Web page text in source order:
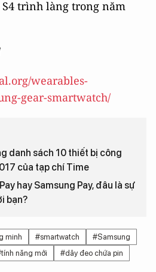
trình làng trong năm
wearables-
gear-smartwatch/
danh sách 10 thiết bị công
của tạp chí Time
hay Samsung Pay, đâu là sự
bạn?
minh #smartwatch
#Samsung
năng mới #dây đeo chứa pin